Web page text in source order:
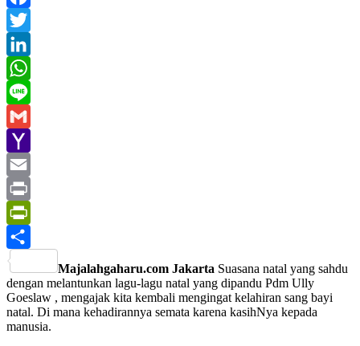
Facebook
Twitter
LinkedIn
WhatsApp
Line
Gmail
Yahoo
Mail
Email
Print
PrintFriendly
Share
Majalahgaharu.com Jakarta Suasana natal yang sahdu
dengan melantunkan lagu-lagu natal yang dipandu Pdm Ully
Goeslaw , mengajak kita kembali mengingat kelahiran sang bayi
natal. Di mana kehadirannya semata karena kasihNya kepada
manusia.